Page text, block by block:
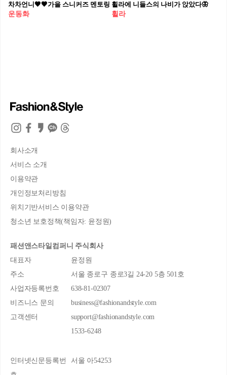
차차언니🖤🤎가을 스니커즈 멘토링
운동화
휠라에 니들스의 나비가 앉았다🦋
휠라
회사소개
서비스 소개
이용약관
개인정보처리방침
위치기반서비스 이용약관
청소년 보호정책(책임자: 윤정원)
패션앤스타일컴퍼니 주식회사
대표자
윤정원
주소
서울 종로구 종로3길 24-20 5층 501호
사업자등록번호
638-81-02307
비즈니스 문의
business@fashionandstyle.com
고객센터
support@fashionandstyle.com
1533-6248
인터넷신문등록번
서울 아54253